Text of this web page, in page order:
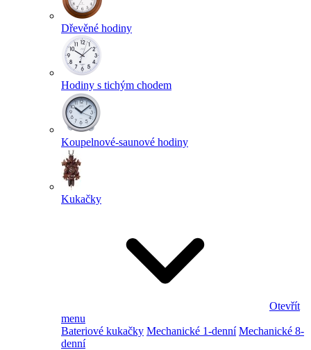
Dřevěné hodiny
Hodiny s tichým chodem
Koupelnové-saunové hodiny
Kukačky
Otevřít
menu
Bateriové kukačky Mechanické 1-denní Mechanické 8-
denní